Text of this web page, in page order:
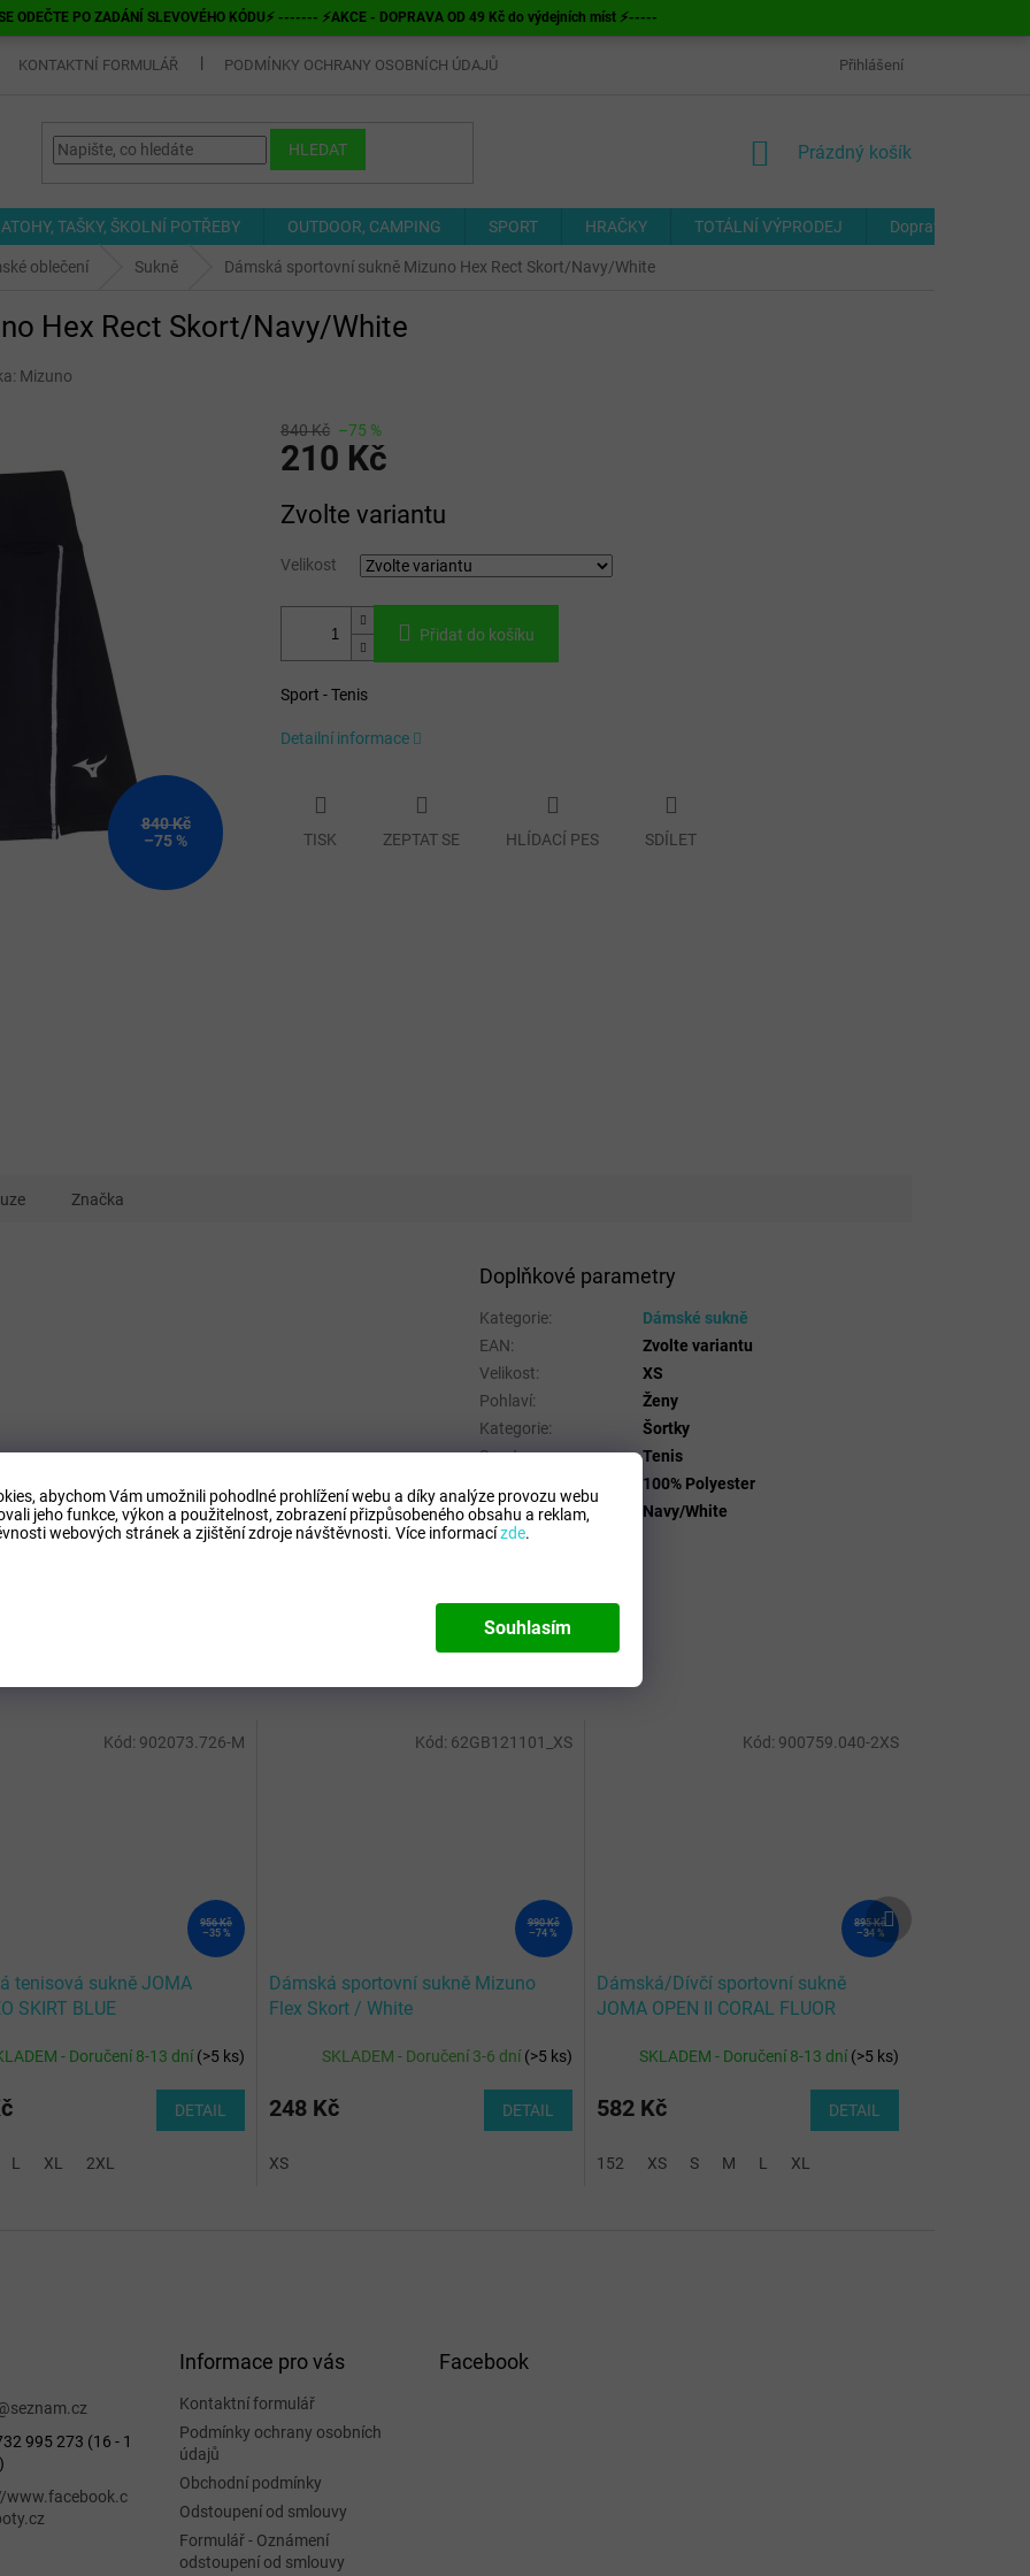
abychom Vám umožnili pohodlné prohlížení webu a díky analýze provozu webu
jeho funkce, výkon a použitelnost, zobrazení přizpůsobeného obsahu a reklam,
webových stránek a zjištění zdroje návštěvnosti. Více informacízde.
Souhlasím
ODEČTE PO ZADÁNÍ SLEVOVÉHO KÓDU⚡ ------- ⚡AKCE - DOPRAVA OD 49 Kč do výdejních míst ⚡-----
KONTAKTNÍ FORMULÁŘ PODMÍNKY OCHRANY OSOBNÍCH ÚDAJŮ ODSTOUPENÍ OD SMLOUVY
Přihlášení
HLEDAT
NÁKUPNÍ
Prázdný košík
TAŠKY, ŠKOLNÍ POTŘEBY OUTDOOR, CAMPING SPORT HRAČKY TOTÁLNÍ VÝPRODEJ Doprava a platba
oblečení Sukně Dámská sportovní sukně Mizuno Hex Rect Skort/Navy/White
Hex Rect Skort/Navy/White
Mizuno
840 Kč
–75 %
840 Kč –75 %
210 Kč
cena:
Zvolte variantu
Velikost
Přidat do košíku
Sport - Tenis
Detailní informace
TISK ZEPTAT SE HLÍDACÍ PES SDÍLET
956 Kč
–35 %
tenisová sukně JOMA
SKIRT BLUE
- Doručení 8-13 dní(>5 ks)
DETAIL
L XL 2XL
Kód: 902073.726-M
990 Kč
–74 %
Dámská sportovní sukně Mizuno
Flex Skort / White
SKLADEM - Doručení 3-6 dní(>5 ks)
248 Kč DETAIL
XS
Kód: 62GB121101_XS
895 Kč
–34 %
Dámská/Dívčí sportovní sukně
JOMA OPEN II CORAL FLUOR
SKLADEM - Doručení 8-13 dní(>5 ks)
582 Kč DETAIL
152 XS S M L XL
Kód: 900759.040-2XS
produkt
Značka
Doplňkové parametry
Kategorie:
Dámské sukně
EAN:
Zvolte variantu
Velikost:
XS
Pohlaví:
Ženy
Kategorie:
Šortky
Sport:
Tenis
100% Polyester
Barva
Navy/White
seznam.cz
995 273 (16 - 1
www.facebook.c
Informace pro vás
Kontaktní formulář
Podmínky ochrany osobních
údajů
Obchodní podmínky
Odstoupení od smlouvy
Formulář - Oznámení
odstoupení od smlouvy
Facebook